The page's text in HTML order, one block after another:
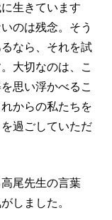
生きています
のは残念。そう
なら、それを試
大切なのは、こ
思い浮かべるこ
からの私たちを
過ごしていただ
尾先生の言葉
しました。